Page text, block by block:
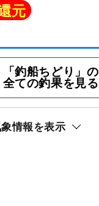
ラン
還元
「釣船ちどり」の
全ての釣果を見る
情報を表示